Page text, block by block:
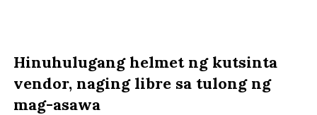
Hinuhulugang helmet ng kutsinta
vendor, naging libre sa tulong ng
mag-asawa